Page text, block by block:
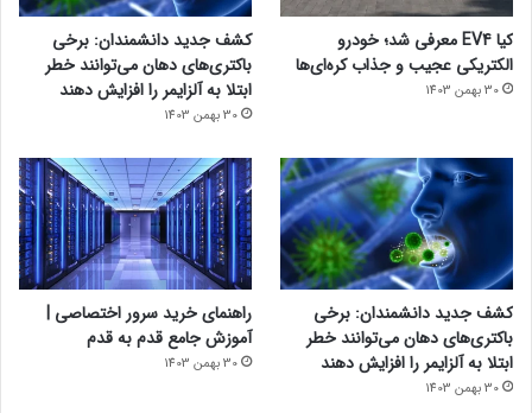
کیا EV4 معرفی شد؛ خودرو
الکتریکی عجیب و جذاب کره‌ای‌ها
30 بهمن 1403
کشف جدید دانشمندان: برخی
باکتری‌های دهان می‌توانند خطر
ابتلا به آلزایمر را افزایش دهند
30 بهمن 1403
کشف جدید دانشمندان: برخی
باکتری‌های دهان می‌توانند خطر
ابتلا به آلزایمر را افزایش دهند
30 بهمن 1403
راهنمای خرید سرور اختصاصی |
آموزش جامع قدم به قدم
30 بهمن 1403